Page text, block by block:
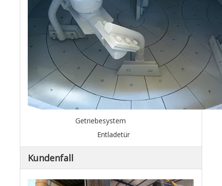
Getriebesystem
Entladetür
Kundenfall